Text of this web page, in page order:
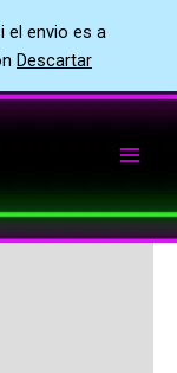
el envio es a
Descartar